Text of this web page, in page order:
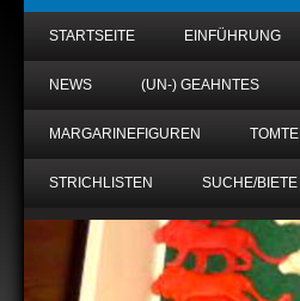
STARTSEITE EINFÜHRUNG
NEWS (UN-) GEAHNTES
MARGARINEFIGUREN TOMTE
STRICHLISTEN SUCHE/BIETE